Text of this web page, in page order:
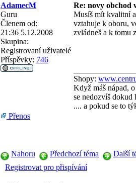
AdamecM
Re: novy obchod
Guru
Členem od:
21:36 5.12.2008
Skupina:
Registrovaní uživatelé
Příspěvky: 746
Musíš mít kvalitní
vztahuje k oboru,
zvládneš a k tomu
Shopy:
Když máš nápad,
se nedozvíš dokud
.... a pokud se to
Přenos
Nahoru Předchozí téma
Další
Registrovat pro přispívání